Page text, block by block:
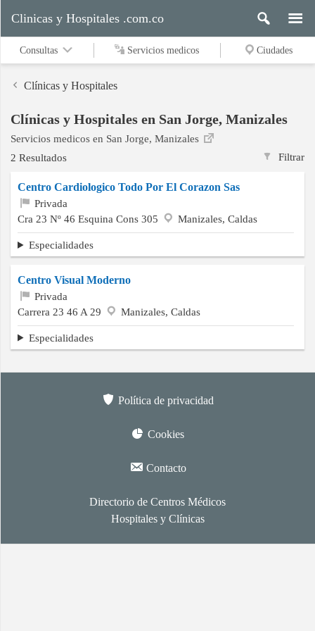
medicos
Ciudades
Buscar
Contacto
Clinicas y Hospitales .com.co
Consultas Servicios medicos Ciudades
Clínicas y Hospitales
Clínicas y Hospitales en San Jorge, Manizales
Servicios medicos en San Jorge, Manizales
Filtrar
2 Resultados
Centro Cardiologico Todo Por El Corazon Sas
Privada
Cra 23 Nº 46 Esquina Cons 305
Manizales, Caldas
Especialidades
Centro Visual Moderno
Privada
Carrera 23 46 A 29
Manizales, Caldas
Especialidades
Política de privacidad
Cookies
Contacto
Directorio de Centros Médicos
Hospitales y Clínicas